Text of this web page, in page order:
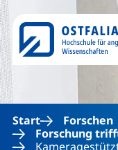
Start
Forschen
Forschung